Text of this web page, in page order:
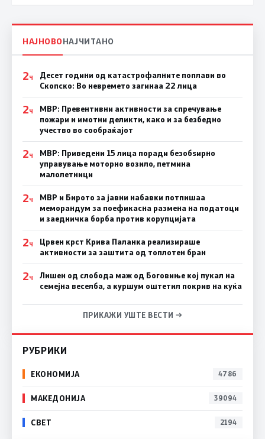
НАЈНОВОНАЈЧИТАНО
2Ч
Десет години од катастрофалните поплави во
Скопско: Во невремето загинаа 22 лица
2Ч
МВР: Превентивни активности за спречување
пожари и имотни деликти, како и за безбедно
учество во сообраќајот
2Ч
МВР: Приведени 15 лица поради безобѕирно
управување моторно возило, петмина
малолетници
2Ч
МВР и Бирото за јавни набавки потпишаа
меморандум за поефикасна размена на податоци
и заедничка борба против корупцијата
2Ч
Црвен крст Крива Паланка реализираше
активности за заштита од топлотен бран
2Ч
Лишен од слобода маж од Боговиње кој пукал на
семејна веселба, а куршум оштетил покрив на куќа
ПРИКАЖИ УШТЕ ВЕСТИ →
РУБРИКИ
ЕКОНОМИЈА 4786
МАКЕДОНИЈА 39094
СВЕТ 2194